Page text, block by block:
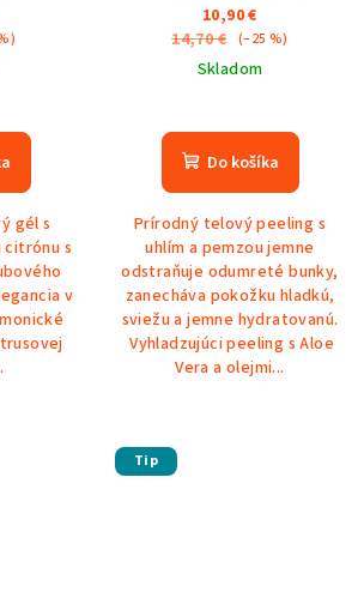
gél s
citrónu s
v
10,90 €
14,70 € (–25 %)
Skladom
Do košíka
Prírodný telový peeling s
uhlím a pemzou jemne
odstraňuje odumreté bunky,
zanecháva pokožku hladkú,
sviežu a jemne hydratovanú.
Vyhladzujúci peeling s Aloe
Vera a olejmi...
Tip